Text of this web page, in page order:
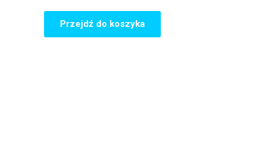
Przejdź do koszyka